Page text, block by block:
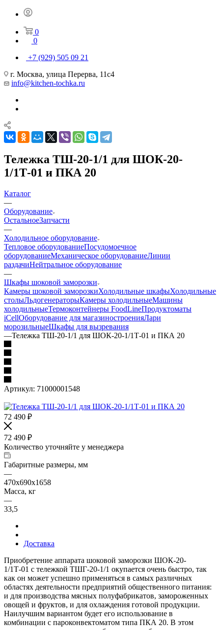
0
0
+7 (929) 505 09 21
г. Москва, улица Перерва, 11с4
info@kitchen-tochka.ru
Тележка ТШ-20-1/1 для ШОК-20-
1/1Т-01 и ПКА 20
Каталог
—
Оборудование
ОстальноеЗапчасти
—
Холодильное оборудование
Тепловое оборудованиеПосудомоечное
оборудованиеМеханическое оборудованиеЛинии
раздачиНейтральное оборудование
—
Шкафы шоковой заморозки
Камеры шоковой заморозкиХолодильные шкафыХолодильные
столыЛьдогенераторыКамеры холодильныеМашины
холодильныеТермоконтейнеры FoodLineПродуктоматы
iCellОборудование для магазиностроенияЛари
морозильныеШкафы для вызревания
—Тележка ТШ-20-1/1 для ШОК-20-1/1Т-01 и ПКА 20
Артикул: 71000001548
72 490 ₽
72 490 ₽
Количество уточняйте у менеджера
Габаритные размеры, мм
—
470x690x1658
Масса, кг
—
33,5
Доставка
Приобретение аппарата шоковой заморозки ШОК-20-
1/1Т-01 с тележкой ТШГ-20-1/1 окупается очень быстро, так
как он может успешно применяться в самых различных
областях деятельности предприятий общественного питания:
и для производства мясных полуфабрикатов, замороженных
овощей и фруктов, и для охлаждения готовой продукции.
Наилучшим вариантом будет его использование в
комбинации с пароконвектоматом типа ПКА 20. В этом